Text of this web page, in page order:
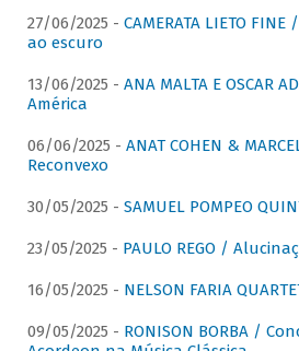
27/06/2025 - CAMERATA LIETO
ao escuro
13/06/2025 - ANA MALTA E OSCAR
América
06/06/2025 - ANAT COHEN &
Reconvexo
30/05/2025 - SAMUEL POMPEO
23/05/2025 - PAULO REGO /
16/05/2025 - NELSON FARIA
09/05/2025 - RONISON BORBA /